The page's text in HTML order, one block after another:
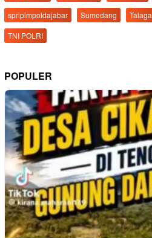
spripimpoldajabar
Sumedang Talaga
TNI POLRI
POPULER